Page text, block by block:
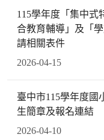
115學年度「集中式
合教育輔導」及「
請相關表件
2026-04-15
臺中市115學年度國
生簡章及報名連結
2026-04-10